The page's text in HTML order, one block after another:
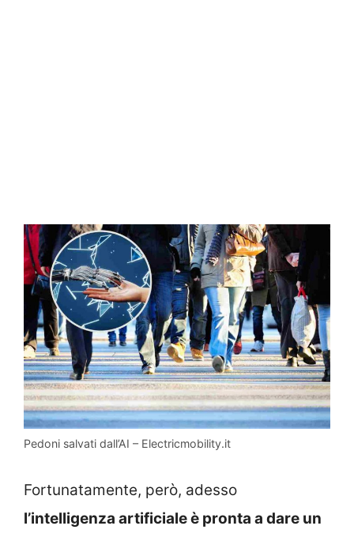
Pedoni salvati dall’AI – Electricmobility.it
Fortunatamente, però, adesso
l’intelligenza artificiale è pronta a dare un